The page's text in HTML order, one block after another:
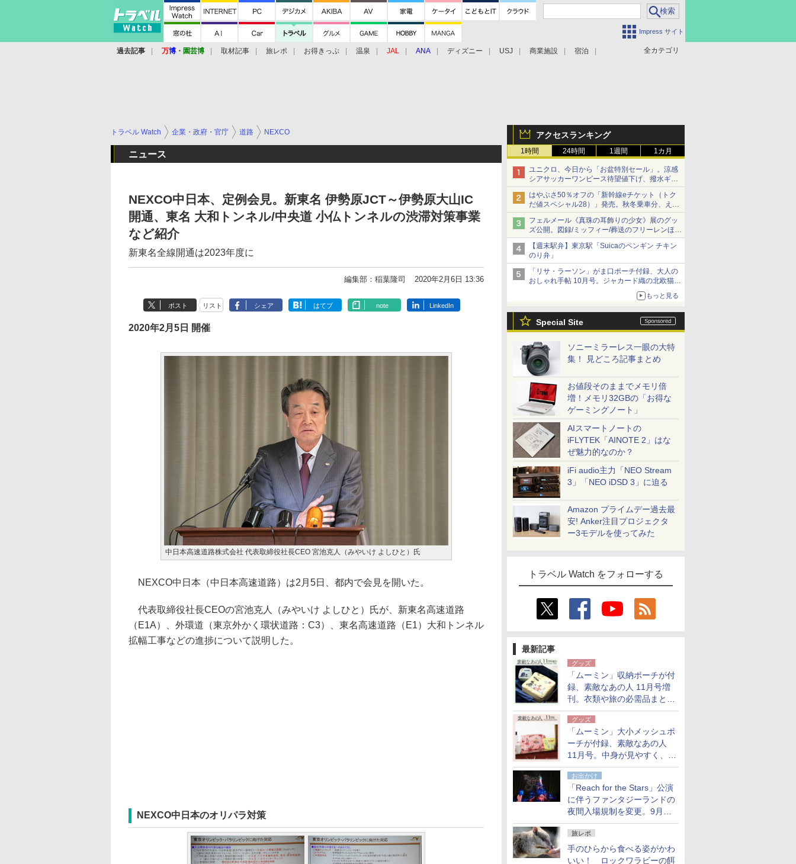
Impress サイト
全カテゴリ
過去記事 万博 ・ 園芸博 取材記事 旅レポ お得きっぷ 温泉 JAL ANA ディズニー USJ 商業施設 宿泊
アクセスランキング
1時間 24時間 1週間 1カ月
ユニクロ、今日から「お盆特別セール」。涼感
シアサッカーワンピース待望値下げ、撥水ギア
ショーツは1990円に
はやぶさ50％オフの「新幹線eチケット（トク
だ値スペシャル28）」発売。秋冬乗車分、えき
ねっと限定
フェルメール《真珠の耳飾りの少女》展のグッ
ズ公開。図録/ミッフィー/葬送のフリーレンほ
か、注目ブランドコラボが実現
【週末駅弁】東京駅「Suicaのペンギン チキン
のり弁」
「リサ・ラーソン」がま口ポーチ付録、大人の
おしゃれ手帖 10月号。ジャカード織の北欧猫デ
もっと見る
Special Site
ソニーミラーレス一眼の大特
集！ 見どころ記事まとめ
お値段そのままでメモリ倍
増！メモリ32GBの「お得な
ゲーミングノート」
AIスマートノートの
iFLYTEK「AINOTE 2」はな
ぜ魅力的なのか？
iFi audio主力「NEO Stream
3」「NEO iDSD 3」に迫る
Amazon プライムデー過去最
安! Anker注目プロジェクタ
ー3モデルを使ってみた
トラベル Watch をフォローする
最新記事
グッズ
「ムーミン」収納ポーチが付
録、素敵なあの人 11月号増
刊。衣類や旅の必需品まとま
る大小2個セット
グッズ
「ムーミン」大小メッシュポ
ーチが付録、素敵なあの人
11月号。中身が見やすく、温
泉スパにも使える
お出かけ
「Reach for the Stars」公演
に伴うファンタジーランドの
夜間入場規制を変更。9月か
ら18時50分～20時ごろに
旅レポ
手のひらから食べる姿がかわ
いい！ ロックワラビーの餌
トラベル Watch 企業・政府・官庁 道路 NEXCO
ニュース
NEXCO中日本、定例会見。新東名 伊勢原JCT～伊勢原大山IC
開通、東名 大和トンネル/中央道 小仏トンネルの渋滞対策事業
など紹介
新東名全線開通は2023年度に
編集部：稲葉隆司 2020年2月6日 13:36
ポスト リスト シェア はてブ note LinkedIn
2020年2月5日 開催
中日本高速道路株式会社 代表取締役社長CEO 宮池克人（みやいけ よしひと）氏
NEXCO中日本（中日本高速道路）は2月5日、都内で会見を開いた。
代表取締役社長CEOの宮池克人（みやいけ よしひと）氏が、新東名高速道路
（E1A）、外環道（東京外かく環状道路：C3）、東名高速道路（E1）大和トンネル
拡幅工事などの進捗について説明した。
NEXCO中日本のオリパラ対策